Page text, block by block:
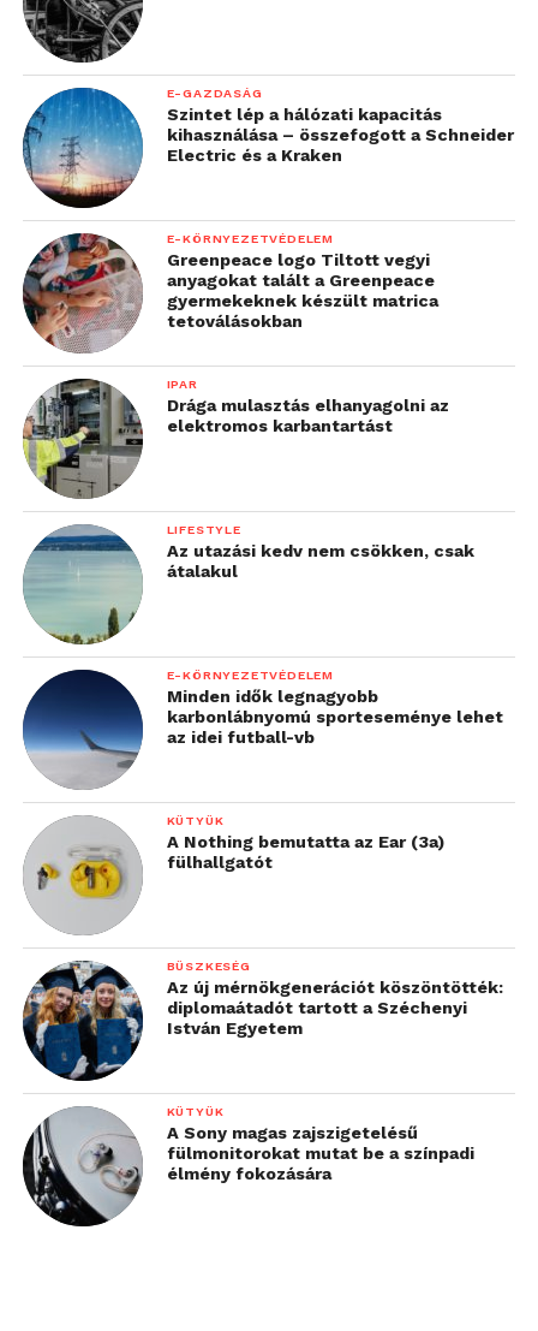
E-GAZDASÁG
Szintet lép a hálózati kapacitás
kihasználása – összefogott a Schneider
Electric és a Kraken
E-KÖRNYEZETVÉDELEM
Greenpeace logo Tiltott vegyi
anyagokat talált a Greenpeace
gyermekeknek készült matrica
tetoválásokban
IPAR
Drága mulasztás elhanyagolni az
elektromos karbantartást
LIFESTYLE
Az utazási kedv nem csökken, csak
átalakul
E-KÖRNYEZETVÉDELEM
Minden idők legnagyobb
karbonlábnyomú sporteseménye lehet
az idei futball-vb
KÜTYÜK
A Nothing bemutatta az Ear (3a)
fülhallgatót
BÜSZKESÉG
Az új mérnökgenerációt köszöntötték:
diplomaátadót tartott a Széchenyi
István Egyetem
KÜTYÜK
A Sony magas zajszigetelésű
fülmonitorokat mutat be a színpadi
élmény fokozására